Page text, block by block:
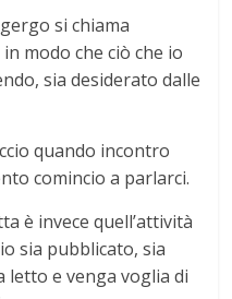
si chiama
modo che ciò che io
sia desiderato dalle
quando incontro
comincio a parlarci.
è invece quell’attività
sia pubblicato, sia
letto e venga voglia di